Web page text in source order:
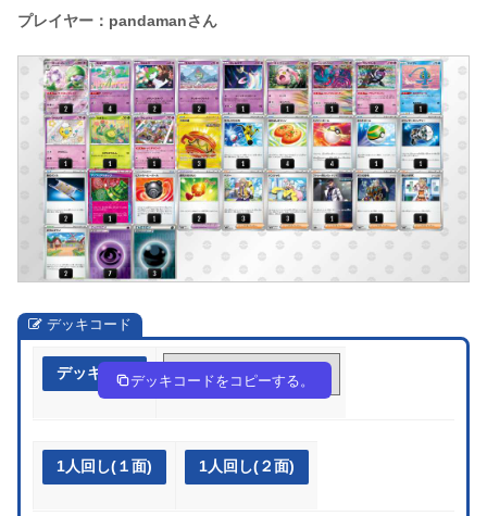
プレイヤー：pandamanさん
デッキコード
デッキ作成 c8c4cJ-npdoho-x848J8
デッキコードをコピーする。
1人回し(１面) 1人回し(２面)